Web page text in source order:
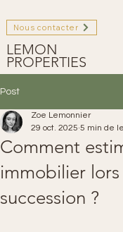
LEMON
PROPERTIES
Nous contacter
Post
Comment
immobilier lors
succession ?
Zoe Lemonnier
29 oct. 2025 5 min de